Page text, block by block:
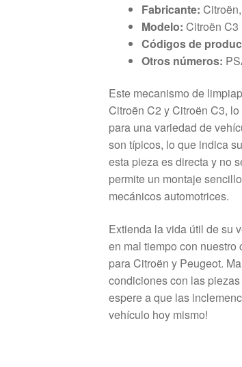
Fabricante:
Modelo: Citroën C3
Códigos de
Otros números:
Este mecanismo de
Citroën C2 y Citroën C3,
para una variedad de
son típicos, lo que indica
esta pieza es directa y no
permite un montaje
mecánicos automotrices.
Extienda la vida útil de su
en mal tiempo con
para Citroën y Peugeot.
condiciones con las
espere a que las
vehículo hoy mismo!